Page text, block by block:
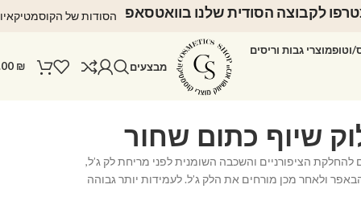
לקבוצה הסודית שלנו בוואטסאפ הסודות של
וטופמוצרי גבות וריסים
מבצעים
₪
הציפורניים והשכבה השומנית לפני מריחת לק ג’ל,
ולאחר מכן מורחים את הלק ג’ל. לעמידות יותר גבוהה